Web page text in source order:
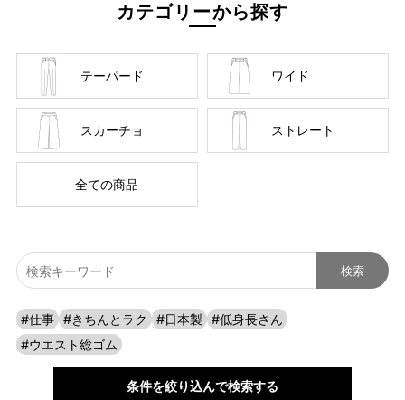
カテゴリーから探す
テーパード ワイド
スカーチョ ストレート
全ての商品
#仕事 #きちんとラク #日本製
#低身長さん
#ウエスト総ゴム
条件を絞り込んで検索する